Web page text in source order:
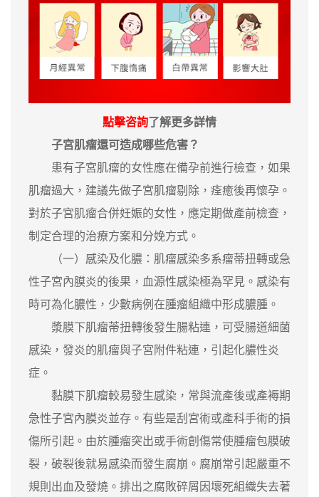
點擊咨詢了解更多詳情
子宮肌瘤還可造成哪些危害？
患有子宮肌瘤的女性應在備孕前進行檢查，如果
肌瘤過大，建議先做子宮肌瘤剔除，痊癒後再懷孕。
對於子宮肌瘤合併妊娠的女性，應定期做產前檢查，
制定合理的治療方案和分娩方式。
（一）感染及化膿：肌瘤感染多系瘤蒂扭轉或急
性子宮內膜炎的後果，血源性感染極為罕見。感染有
時可為化膿性，少數病例在腫瘤組織中形成膿腫。
漿膜下肌瘤蒂扭轉後發生腸粘連，可受腸道細菌
感染，發炎的肌瘤與子宮附件粘連，引起化膿性炎
症。
黏膜下肌瘤較易發生感染，常與流產後或產褥期
急性子宮內膜炎並存。有些是刮宮術或產科手術的損
傷所引起。由於腫瘤突出或手術創傷常使腫瘤包膜破
裂，破裂後就易感染而發生腐崩。腐崩常引起嚴重不
規則出血及發燒。排出之腐敗碎屑因壞死組織失去著